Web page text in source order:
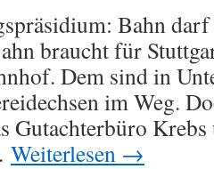
Bahn
braucht für
Dem sind in
im Weg.
Weiterlesen →